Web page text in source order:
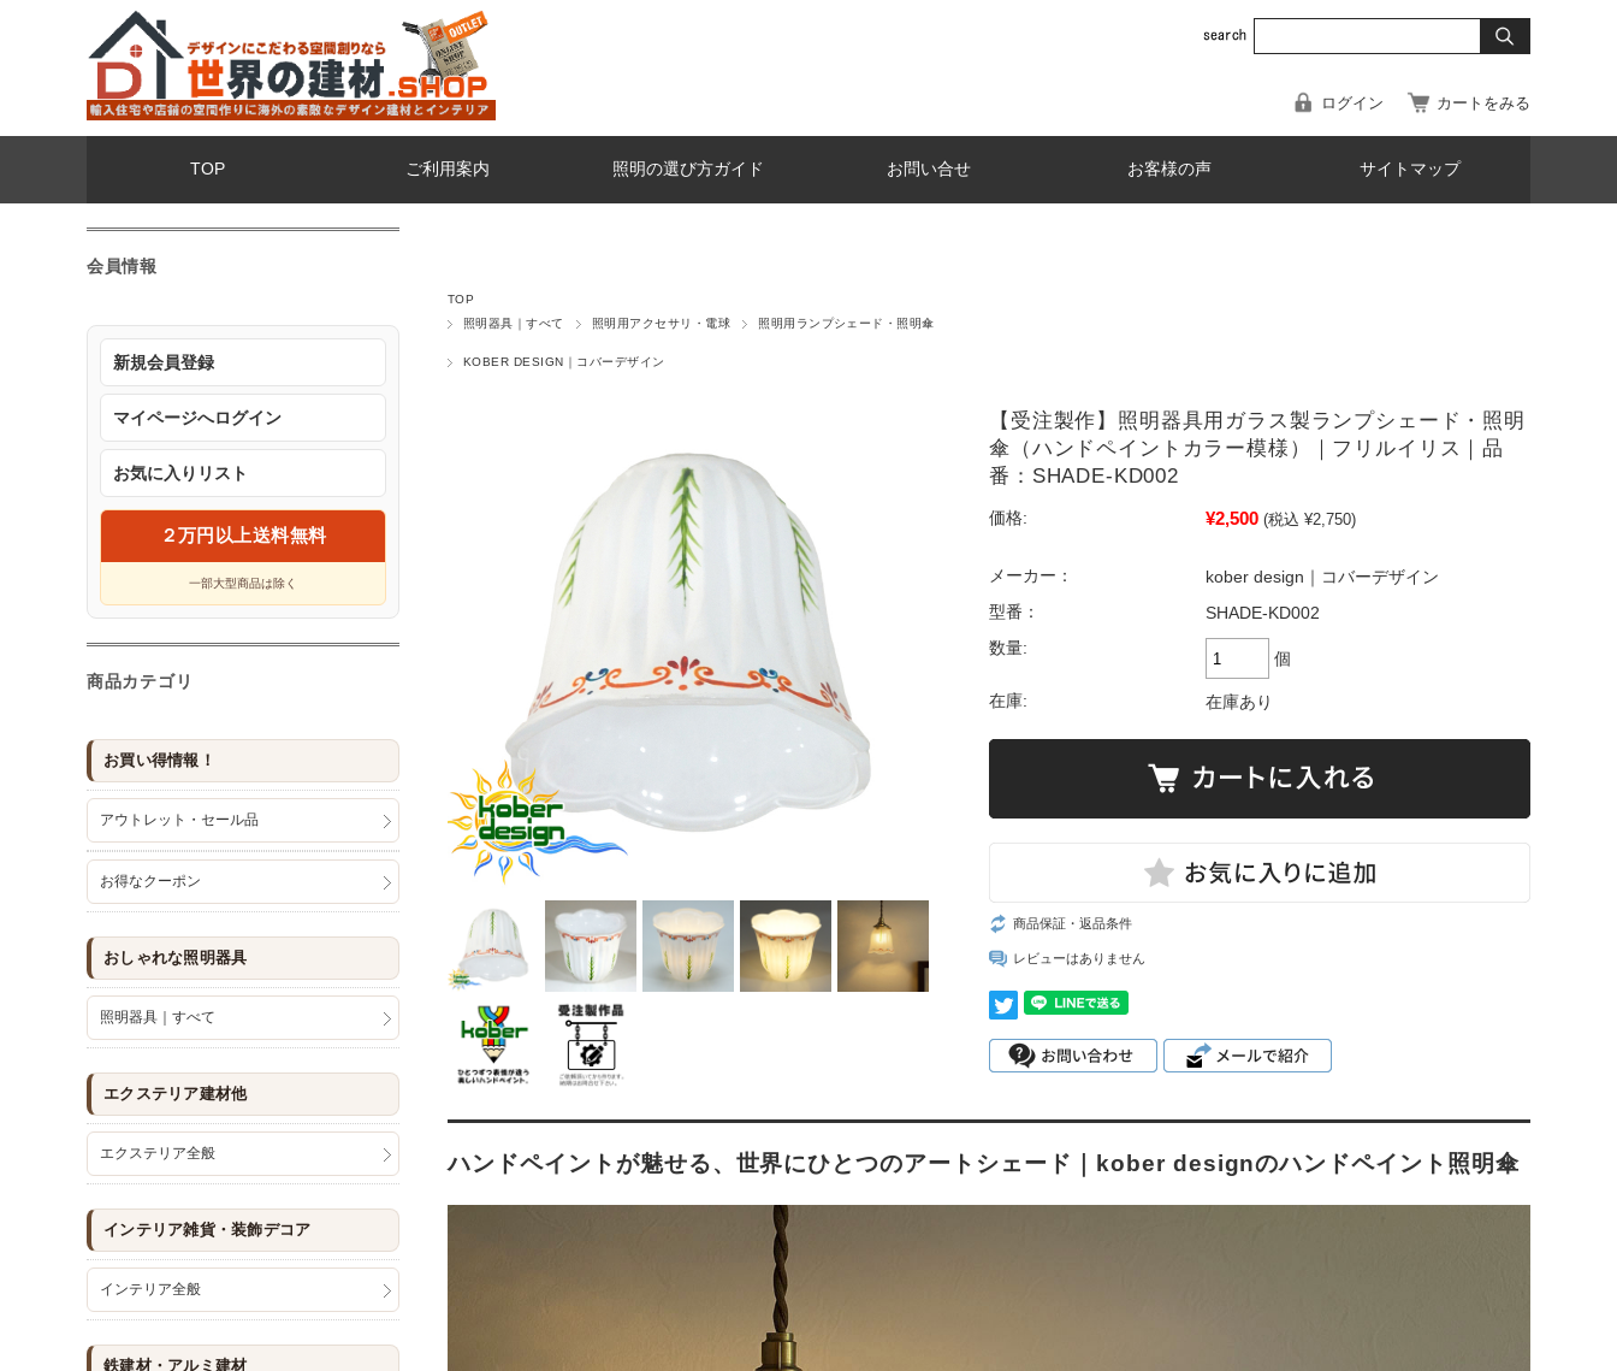
ログイン カートをみる
TOP ご利用案内 照明の選び方ガイド お問い合せ お客様の声 サイトマップ
TOP
照明器具｜すべて
照明用アクセサリ・電球 照明用ランプシェード・照明傘
KOBER DESIGN｜コバーデザイン
【受注製作】照明器具用ガラス製ランプシェード・照明
傘（ハンドペイントカラー模様）｜フリルイリス｜品
番：SHADE-KD002
価格: ¥2,500 (税込 ¥2,750)
メーカー：
kober design｜コバーデザイン
型番：
SHADE-KD002
数量:
個
在庫: 在庫あり
商品保証・返品条件
レビューはありません
ハンドペイントが魅せる、世界にひとつのアートシェード｜kober designのハンドペイント照明傘
会員情報
新規会員登録
マイページへログイン
お気に入りリスト
２万円以上送料無料
一部大型商品は除く
商品カテゴリ
お買い得情報！
アウトレット・セール品
お得なクーポン
おしゃれな照明器具
照明器具｜すべて
エクステリア建材他
エクステリア全般
インテリア雑貨・装飾デコア
インテリア全般
鉄建材・アルミ建材